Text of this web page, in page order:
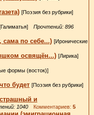
[Поэзия без рубрики]
Прочтений: 896
сама по себе...) [Иронические
освящён...) [Лирика]
формы (восток)]
будет [Поэзия без рубрики]
и
1040 Комментариев: 5